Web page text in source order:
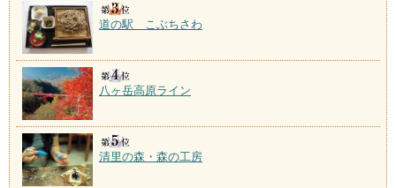
道の駅 こぶちさわ
八ヶ岳高原ライン
清里の森・森の工房